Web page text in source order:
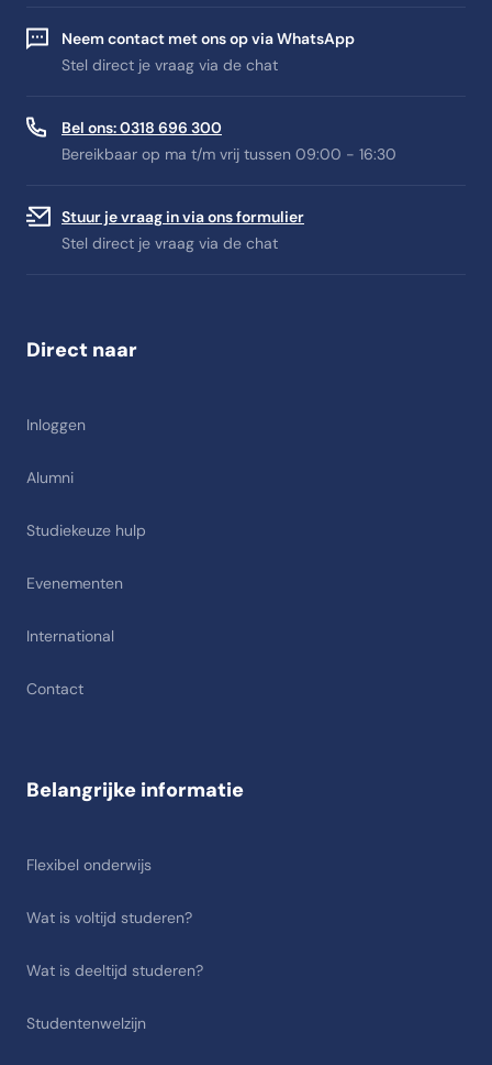
Neem contact met ons op via WhatsApp
Stel direct je vraag via de chat
Bel ons: 0318 696 300
Bereikbaar op ma t/m vrij tussen 09:00 - 16:30
Stuur je vraag in via ons formulier
Stel direct je vraag via de chat
Direct naar
Inloggen
Alumni
Studiekeuze hulp
Evenementen
International
Contact
Belangrijke informatie
Flexibel onderwijs
Wat is voltijd studeren?
Wat is deeltijd studeren?
Studentenwelzijn